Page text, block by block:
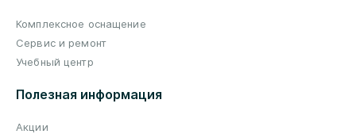
Комплексное оснащение
Сервис и ремонт
Учебный центр
Полезная информация
Акции